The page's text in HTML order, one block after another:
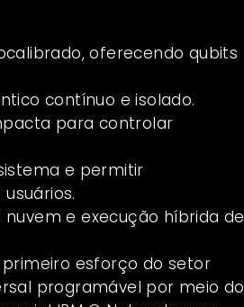
oferecendo qubits
contínuo e isolado.
para controlar
e permitir
e execução híbrida de
primeiro esforço do setor
programável por meio do